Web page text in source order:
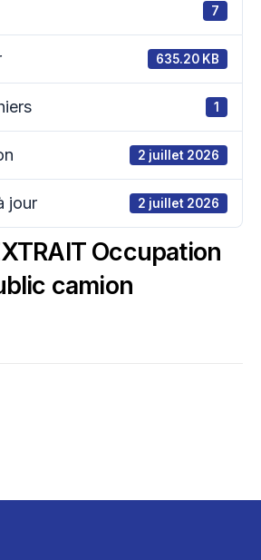
7
635.20 KB
1
2 juillet 2026
jour 2 juillet 2026
Occupation
camion